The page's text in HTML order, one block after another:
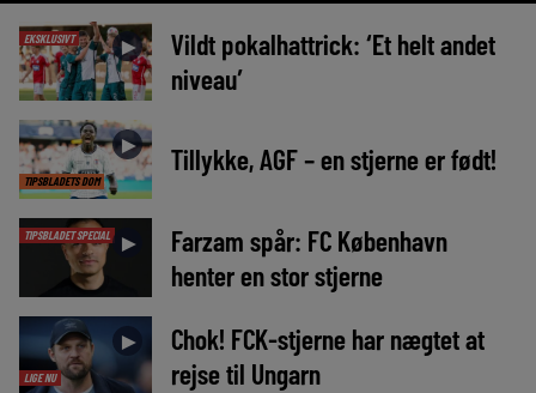
EKSKLUSIVT ►
Vildt pokalhattrick: ‘Et helt andet
niveau’
TIPSBLADETS DOM
► Tillykke, AGF – en stjerne er født!
TIPSBLADET SPECIAL ►
Farzam spår: FC København
henter en stor stjerne
LIGE NU
►
Chok! FCK-stjerne har nægtet at
rejse til Ungarn